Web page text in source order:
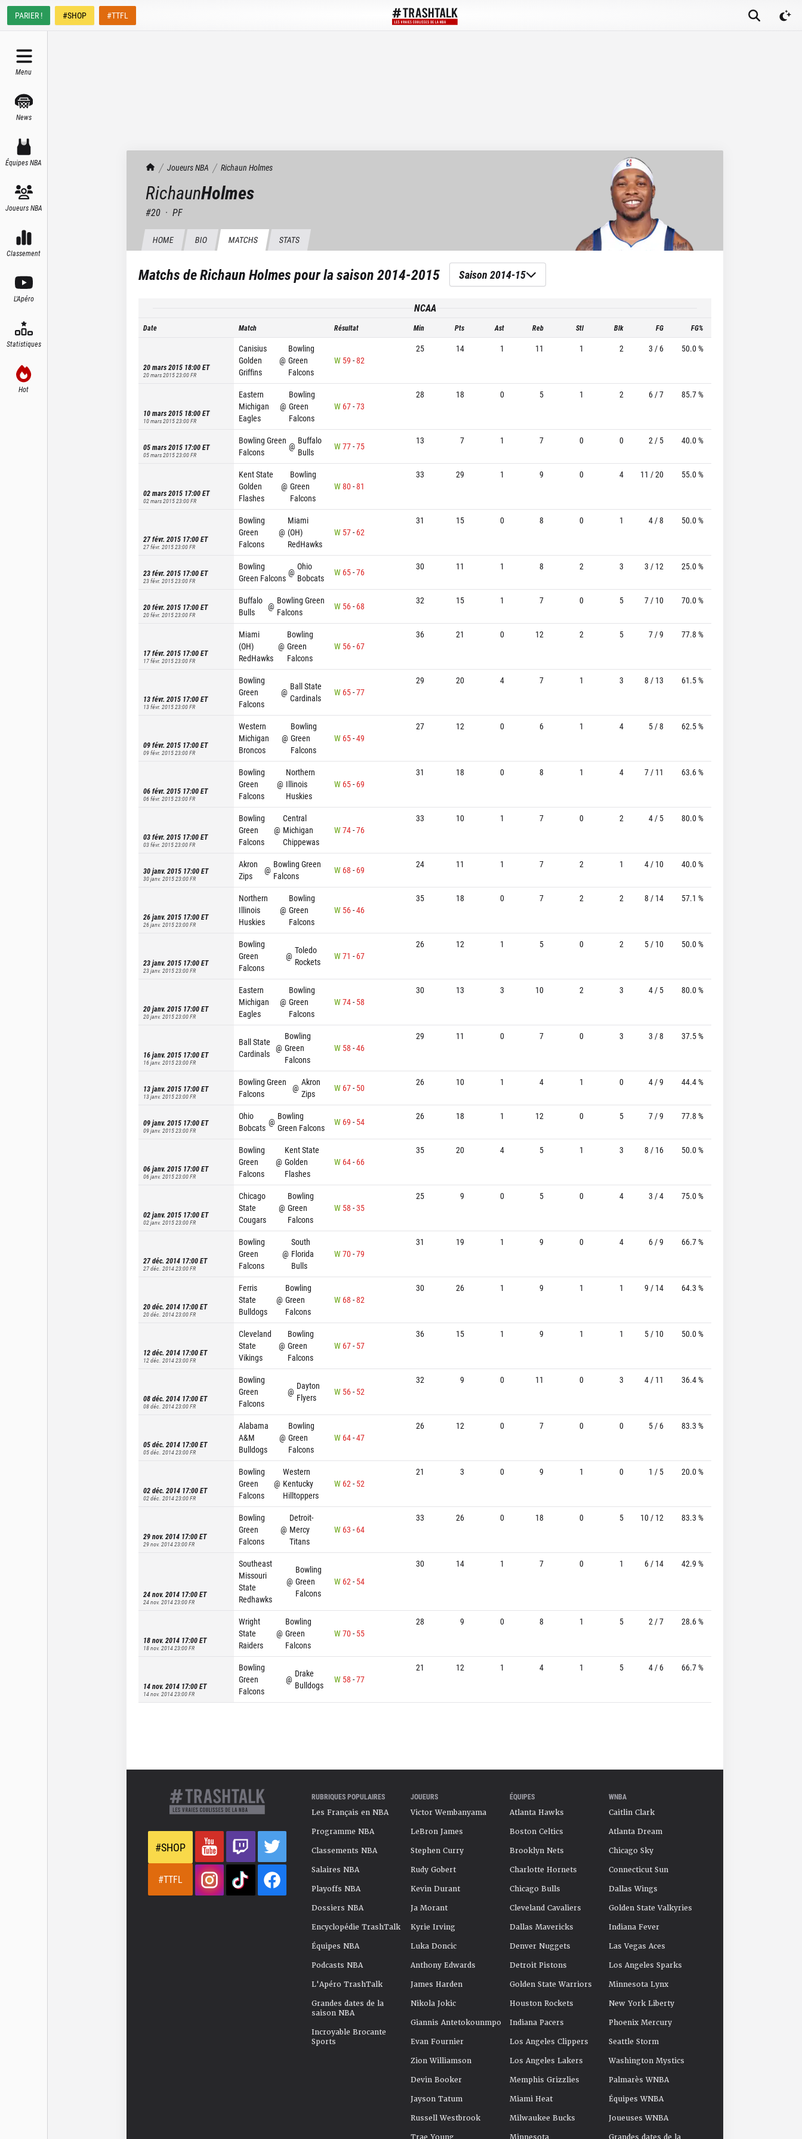
PARIER ! #SHOP #TTFL
Menu
News
Équipes NBA
Joueurs NBA
Classement
L'Apéro
Statistiques
Hot
TrashTalk Actu NBA
Joueurs NBA Richaun Holmes
RichaunHolmes
#20 · PF
HOME BIO MATCHS STATS
Matchs deRichaun Holmespour la saison2014-2015 Saison 2014-15
NCAA
Date Match Résultat Min Pts Ast Reb Stl Blk FG FG%
20 mars 2015 18:00ET
20 mars 2015 23:00FR
Canisius
Golden
Griffins
@
Bowling
Green
Falcons
W 59 -82
25 14 1 11 1 2 3 / 6 50.0 %
10 mars 2015 18:00ET
10 mars 2015 23:00FR
Eastern
Michigan
Eagles
@
Bowling
Green
Falcons
W 67-73
28 18 0 5 1 2 6 / 7 85.7 %
05 mars 2015 17:00ET
05 mars 2015 23:00FR
Bowling Green
Falcons
@
Buffalo
Bulls
W77-75
13 7 1 7 0 0 2 / 5 40.0 %
02 mars 2015 17:00ET
02 mars 2015 23:00FR
Kent State
Golden
Flashes
@
Bowling
Green
Falcons
W80-81
33 29 1 9 0 4 11 / 20 55.0 %
27 févr. 2015 17:00ET
27 févr. 2015 23:00FR
Bowling
Green
Falcons
@
Miami
(OH)
RedHawks
W 57- 62
31 15 0 8 0 1 4 / 8 50.0 %
23 févr. 2015 17:00ET
23 févr. 2015 23:00FR
Bowling
Green Falcons
@
Ohio
Bobcats
W 65-76
30 11 1 8 2 3 3 / 12 25.0 %
20 févr. 2015 17:00ET
20 févr. 2015 23:00FR
Buffalo
Bulls
@
Bowling Green
Falcons
W 56- 68
32 15 1 7 0 5 7 / 10 70.0 %
17 févr. 2015 17:00ET
17 févr. 2015 23:00FR
Miami
(OH)
RedHawks
@
Bowling
Green
Falcons
W 56- 67
36 21 0 12 2 5 7 / 9 77.8 %
13 févr. 2015 17:00ET
13 févr. 2015 23:00FR
Bowling
Green
Falcons
@
Ball State
Cardinals
W 65-77
29 20 4 7 1 3 8 / 13 61.5 %
09 févr. 2015 17:00ET
09 févr. 2015 23:00FR
Western
Michigan
Broncos
@
Bowling
Green
Falcons
W 65-49
27 12 0 6 1 4 5 / 8 62.5 %
06 févr. 2015 17:00ET
06 févr. 2015 23:00FR
Bowling
Green
Falcons
@
Northern
Illinois
Huskies
W 65- 69
31 18 0 8 1 4 7 / 11 63.6 %
03 févr. 2015 17:00ET
03 févr. 2015 23:00FR
Bowling
Green
Falcons
@
Central
Michigan
Chippewas
W74-76
33 10 1 7 0 2 4 / 5 80.0 %
30 janv. 2015 17:00ET
30 janv. 2015 23:00FR
Akron
Zips
@
Bowling Green
Falcons
W 68 - 69
24 11 1 7 2 1 4 / 10 40.0 %
26 janv. 2015 17:00ET
26 janv. 2015 23:00FR
Northern
Illinois
Huskies
@
Bowling
Green
Falcons
W 56-46
35 18 0 7 2 2 8 / 14 57.1 %
23 janv. 2015 17:00ET
23 janv. 2015 23:00FR
Bowling
Green
Falcons
@
Toledo
Rockets
W71 - 67
26 12 1 5 0 2 5 / 10 50.0 %
20 janv. 2015 17:00ET
20 janv. 2015 23:00FR
Eastern
Michigan
Eagles
@
Bowling
Green
Falcons
W74- 58
30 13 3 10 2 3 4 / 5 80.0 %
16 janv. 2015 17:00ET
16 janv. 2015 23:00FR
Ball State
Cardinals
@
Bowling
Green
Falcons
W 58 -46
29 11 0 7 0 3 3 / 8 37.5 %
13 janv. 2015 17:00ET
13 janv. 2015 23:00FR
Bowling Green
Falcons
@
Akron
Zips
W 67- 50
26 10 1 4 1 0 4 / 9 44.4 %
09 janv. 2015 17:00ET
09 janv. 2015 23:00FR
Ohio
Bobcats
@
Bowling
Green Falcons
W 69 - 54
26 18 1 12 0 5 7 / 9 77.8 %
06 janv. 2015 17:00ET
06 janv. 2015 23:00FR
Bowling
Green
Falcons
@
Kent State
Golden
Flashes
W 64- 66
35 20 4 5 1 3 8 / 16 50.0 %
02 janv. 2015 17:00ET
02 janv. 2015 23:00FR
Chicago
State
Cougars
@
Bowling
Green
Falcons
W 58 -35
25 9 0 5 0 4 3 / 4 75.0 %
27 déc. 2014 17:00ET
27 déc. 2014 23:00FR
Bowling
Green
Falcons
@
South
Florida
Bulls
W70-79
31 19 1 9 0 4 6 / 9 66.7 %
20 déc. 2014 17:00ET
20 déc. 2014 23:00FR
Ferris
State
Bulldogs
@
Bowling
Green
Falcons
W 68 -82
30 26 1 9 1 1 9 / 14 64.3 %
12 déc. 2014 17:00ET
12 déc. 2014 23:00FR
Cleveland
State
Vikings
@
Bowling
Green
Falcons
W 67- 57
36 15 1 9 1 1 5 / 10 50.0 %
08 déc. 2014 17:00ET
08 déc. 2014 23:00FR
Bowling
Green
Falcons
@
Dayton
Flyers
W 56- 52
32 9 0 11 0 3 4 / 11 36.4 %
05 déc. 2014 17:00ET
05 déc. 2014 23:00FR
Alabama
A&M
Bulldogs
@
Bowling
Green
Falcons
W 64-47
26 12 0 7 0 0 5 / 6 83.3 %
02 déc. 2014 17:00ET
02 déc. 2014 23:00FR
Bowling
Green
Falcons
@
Western
Kentucky
Hilltoppers
W 62- 52
21 3 0 9 1 0 1 / 5 20.0 %
29 nov. 2014 17:00ET
29 nov. 2014 23:00FR
Bowling
Green
Falcons
@
Detroit-
Mercy
Titans
W 63 - 64
33 26 0 18 0 5 10 / 12 83.3 %
24 nov. 2014 17:00ET
24 nov. 2014 23:00FR
Southeast
Missouri
State
Redhawks
@
Bowling
Green
Falcons
W 62- 54
30 14 1 7 0 1 6 / 14 42.9 %
18 nov. 2014 17:00ET
18 nov. 2014 23:00FR
Wright
State
Raiders
@
Bowling
Green
Falcons
W70- 55
28 9 0 8 1 5 2 / 7 28.6 %
14 nov. 2014 17:00ET
14 nov. 2014 23:00FR
Bowling
Green
Falcons
@
Drake
Bulldogs
W 58 -77
21 12 1 4 1 5 4 / 6 66.7 %
#SHOP
#TTFL
RUBRIQUES POPULAIRES
Les Français en NBA
Programme NBA
Classements NBA
Salaires NBA
Playoffs NBA
Dossiers NBA
Encyclopédie TrashTalk
Équipes NBA
Podcasts NBA
L'Apéro TrashTalk
Grandes dates de la
saison NBA
Incroyable Brocante
Sports
JOUEURS
Victor Wembanyama
LeBron James
Stephen Curry
Rudy Gobert
Kevin Durant
Ja Morant
Kyrie Irving
Luka Doncic
Anthony Edwards
James Harden
Nikola Jokic
Giannis Antetokounmpo
Evan Fournier
Zion Williamson
Devin Booker
Jayson Tatum
Russell Westbrook
ÉQUIPES
Atlanta Hawks
Boston Celtics
Brooklyn Nets
Charlotte Hornets
Chicago Bulls
Cleveland Cavaliers
Dallas Mavericks
Denver Nuggets
Detroit Pistons
Golden State Warriors
Houston Rockets
Indiana Pacers
Los Angeles Clippers
Los Angeles Lakers
Memphis Grizzlies
Miami Heat
Milwaukee Bucks
WNBA
Caitlin Clark
Atlanta Dream
Chicago Sky
Connecticut Sun
Dallas Wings
Golden State Valkyries
Indiana Fever
Las Vegas Aces
Los Angeles Sparks
Minnesota Lynx
New York Liberty
Phoenix Mercury
Seattle Storm
Washington Mystics
Palmarès WNBA
Équipes WNBA
Joueuses WNBA